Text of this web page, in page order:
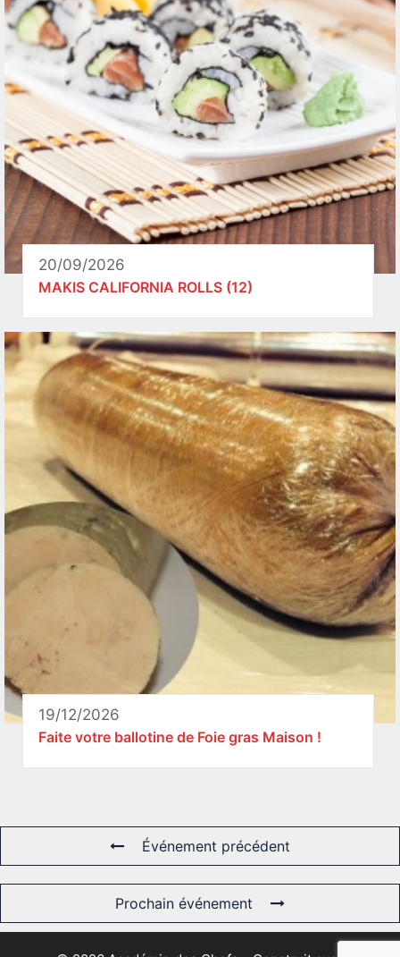
20/09/2026
MAKIS CALIFORNIA ROLLS (12)
19/12/2026
Faite votre ballotine de Foie gras Maison !
Événement précédent
Prochain événement